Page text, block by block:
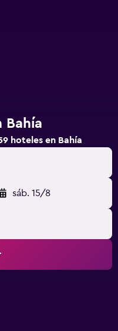
Bahía
hoteles en Bahía
sáb. 15/8